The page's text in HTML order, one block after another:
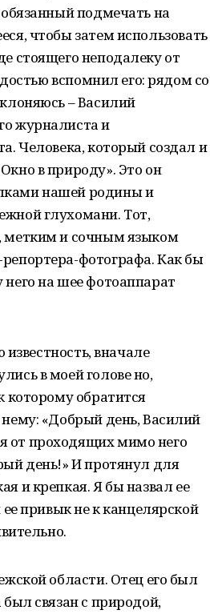
подмечать на
чтобы затем использовать
стоящего неподалеку от
вспомнил его: рядом со
– Василий
журналиста и
Человека, который создал и
в природу». Это он
нашей родины и
глухомани. Тот,
метким и сочным языком
фотографа. Как бы
на шее фотоаппарат
вначале
в моей голове но,
которому обратится
«Добрый день, Василий
от проходящих мимо него
день!» И протянул для
и крепкая. Я бы назвал ее
привык не к канцелярской
области. Отец его был
связан с природой,